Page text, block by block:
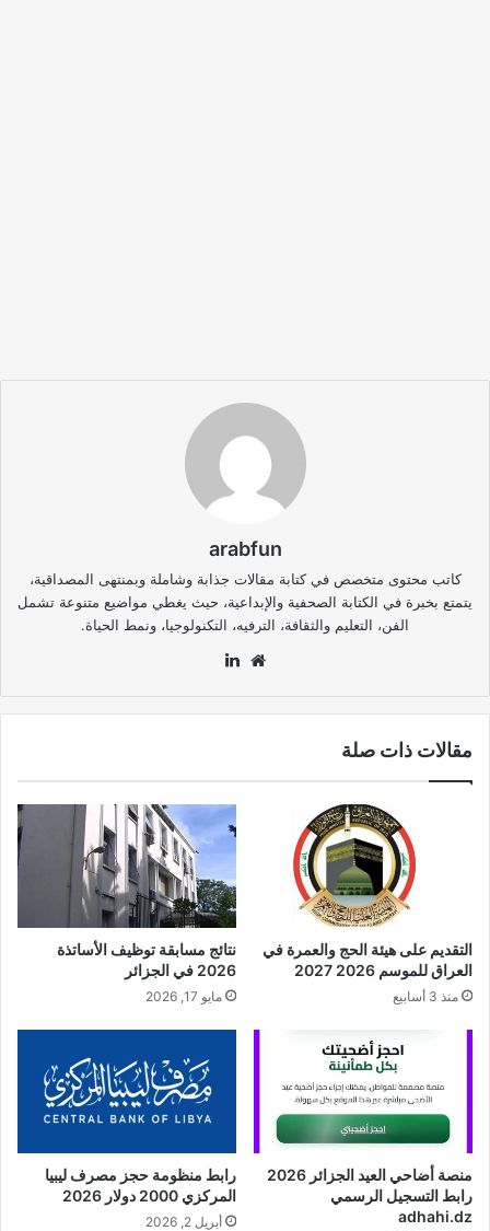
arabfun
كاتب محتوى متخصص في كتابة مقالات جذابة وشاملة وبمنتهى المصداقية،
يتمتع بخبرة في الكتابة الصحفية والإبداعية، حيث يغطي مواضيع متنوعة تشمل
الفن، التعليم والثقافة، الترفيه، التكنولوجيا، ونمط الحياة.
موقع
مقالات ذات صلة
التقديم على هيئة الحج والعمرة في
العراق للموسم 2026 2027
منذ 3 أسابيع
نتائج مسابقة توظيف الأساتذة
2026 في الجزائر
مايو 17, 2026
منصة أضاحي العيد الجزائر 2026
رابط التسجيل الرسمي
adhahi.dz
رابط منظومة حجز مصرف ليبيا
المركزي 2000 دولار 2026
أبريل 2, 2026